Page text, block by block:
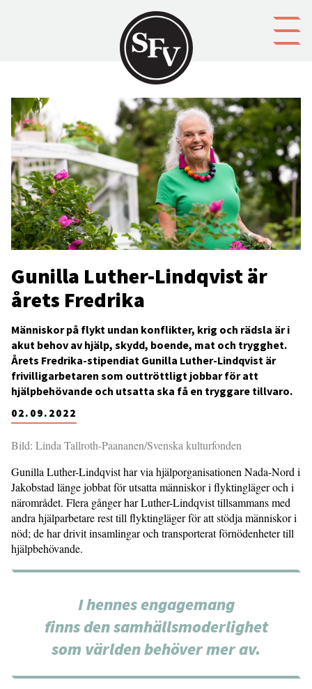
Gunilla Luther-Lindqvist är
årets Fredrika
02.09.2022
Människor på flykt undan konflikter, krig och rädsla är i
akut behov av hjälp, skydd, boende, mat och trygghet.
Årets Fredrika-stipendiat Gunilla Luther-Lindqvist är
frivilligarbetaren som outtröttligt jobbar för att
hjälpbehövande och utsatta ska få en tryggare tillvaro.
Bild: Linda Tallroth-Paananen/Svenska kulturfonden
Gunilla Luther-Lindqvist har via hjälporganisationen Nada-Nord i
Jakobstad länge jobbat för utsatta människor i flyktingläger och i
närområdet. Flera gånger har Luther-Lindqvist tillsammans med
andra hjälparbetare rest till flyktingläger för att stödja människor i
nöd; de har drivit insamlingar och transporterat förnödenheter till
hjälpbehövande.
I hennes engagemang
finns den samhällsmoderlighet
som världen behöver mer av.